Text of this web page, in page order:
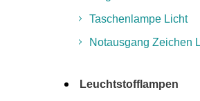
Taschenlampe Licht
Notausgang Zeichen
Leuchtstofflampen